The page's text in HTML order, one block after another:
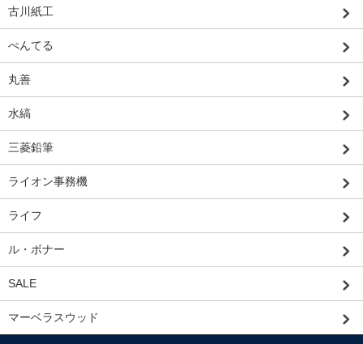
古川紙工
ぺんてる
丸善
水縞
三菱鉛筆
ライオン事務機
ライフ
ル・ボナー
SALE
マーベラスウッド